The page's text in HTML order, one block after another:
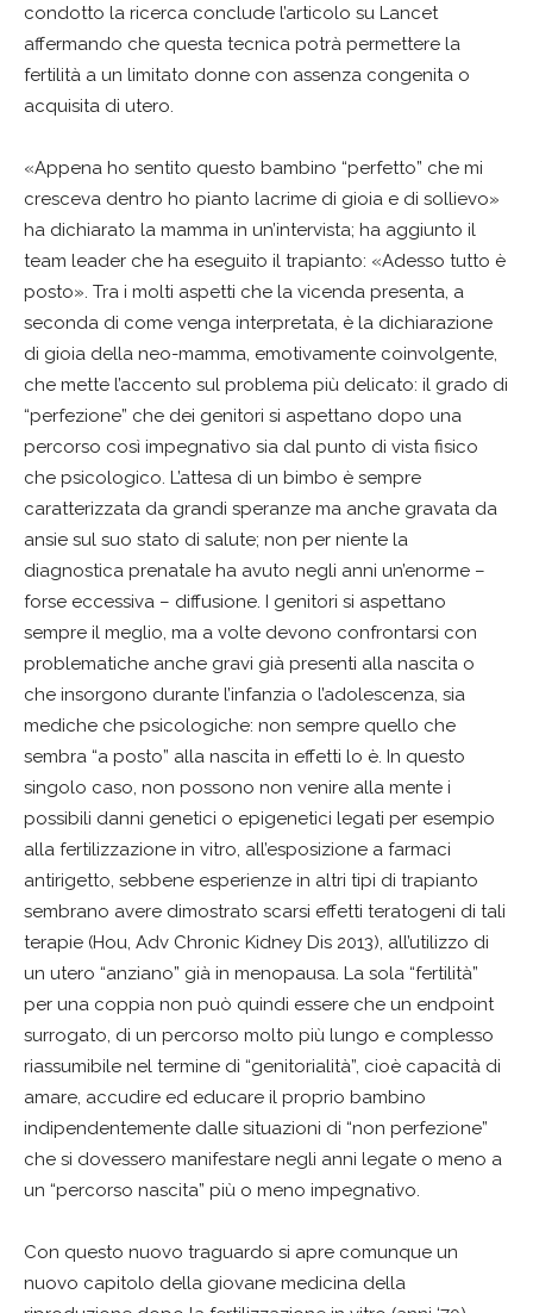
condotto la ricerca conclude l’articolo su Lancet
affermando che questa tecnica potrà permettere la
fertilità a un limitato donne con assenza congenita o
acquisita di utero.
«Appena ho sentito questo bambino “perfetto” che mi
cresceva dentro ho pianto lacrime di gioia e di sollievo»
ha dichiarato la mamma in un’intervista; ha aggiunto il
team leader che ha eseguito il trapianto: «Adesso tutto è
posto». Tra i molti aspetti che la vicenda presenta, a
seconda di come venga interpretata, è la dichiarazione
di gioia della neo-mamma, emotivamente coinvolgente,
che mette l’accento sul problema più delicato: il grado di
“perfezione” che dei genitori si aspettano dopo una
percorso così impegnativo sia dal punto di vista fisico
che psicologico. L’attesa di un bimbo è sempre
caratterizzata da grandi speranze ma anche gravata da
ansie sul suo stato di salute; non per niente la
diagnostica prenatale ha avuto negli anni un’enorme –
forse eccessiva – diffusione. I genitori si aspettano
sempre il meglio, ma a volte devono confrontarsi con
problematiche anche gravi già presenti alla nascita o
che insorgono durante l’infanzia o l’adolescenza, sia
mediche che psicologiche: non sempre quello che
sembra “a posto” alla nascita in effetti lo è. In questo
singolo caso, non possono non venire alla mente i
possibili danni genetici o epigenetici legati per esempio
alla fertilizzazione in vitro, all’esposizione a farmaci
antirigetto, sebbene esperienze in altri tipi di trapianto
sembrano avere dimostrato scarsi effetti teratogeni di tali
terapie (Hou, Adv Chronic Kidney Dis 2013), all’utilizzo di
un utero “anziano” già in menopausa. La sola “fertilità”
per una coppia non può quindi essere che un endpoint
surrogato, di un percorso molto più lungo e complesso
riassumibile nel termine di “genitorialità”, cioè capacità di
amare, accudire ed educare il proprio bambino
indipendentemente dalle situazioni di “non perfezione”
che si dovessero manifestare negli anni legate o meno a
un “percorso nascita” più o meno impegnativo.
Con questo nuovo traguardo si apre comunque un
nuovo capitolo della giovane medicina della